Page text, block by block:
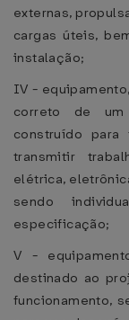
externas,
cargas úteis,
instalação;
IV -
correto de um
construído
transmitir
elétrica,
sendo
especificação;
V -
destinado ao
funcionamento,